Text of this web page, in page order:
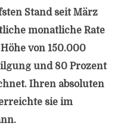
Stand seit März
monatliche Rate
von 150.000
und 80 Prozent
Ihren absoluten
sie im